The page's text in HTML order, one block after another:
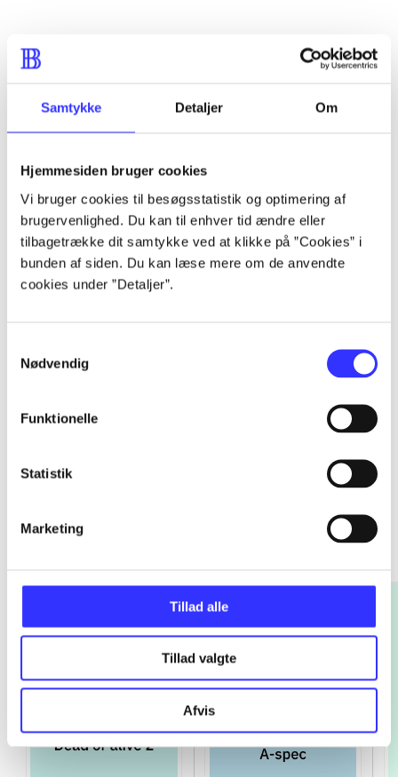
Samtykke Detaljer Om
Hjemmesiden bruger cookies
Vi bruger cookies til besøgsstatistik og optimering af
brugervenlighed. Du kan til enhver tid ændre eller
tilbagetrække dit samtykke ved at klikke på ”Cookies” i
bunden af siden. Du kan læse mere om de anvendte
cookies under ”Detaljer”.
Nødvendig
Funktionelle
Statistik
Marketing
Tillad alle
Tillad valgte
Afvis
Artikler
...
...